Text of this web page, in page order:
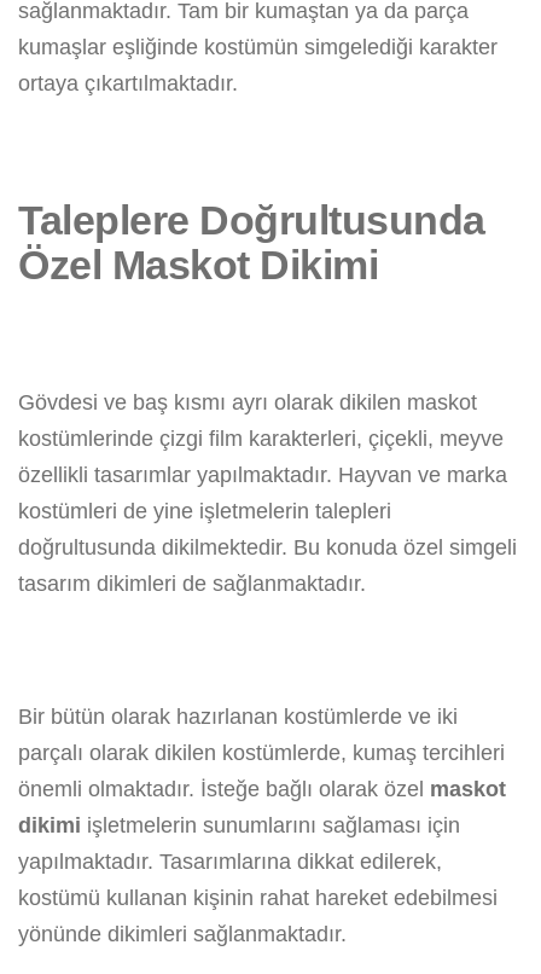
sağlanmaktadır. Tam bir kumaştan ya da parça
kumaşlar eşliğinde kostümün simgelediği karakter
ortaya çıkartılmaktadır.
Taleplere Doğrultusunda
Özel Maskot Dikimi
Gövdesi ve baş kısmı ayrı olarak dikilen maskot
kostümlerinde çizgi film karakterleri, çiçekli, meyve
özellikli tasarımlar yapılmaktadır. Hayvan ve marka
kostümleri de yine işletmelerin talepleri
doğrultusunda dikilmektedir. Bu konuda özel simgeli
tasarım dikimleri de sağlanmaktadır.
Bir bütün olarak hazırlanan kostümlerde ve iki
parçalı olarak dikilen kostümlerde, kumaş tercihleri
önemli olmaktadır. İsteğe bağlı olarak özel maskot
dikimi işletmelerin sunumlarını sağlaması için
yapılmaktadır. Tasarımlarına dikkat edilerek,
kostümü kullanan kişinin rahat hareket edebilmesi
yönünde dikimleri sağlanmaktadır.